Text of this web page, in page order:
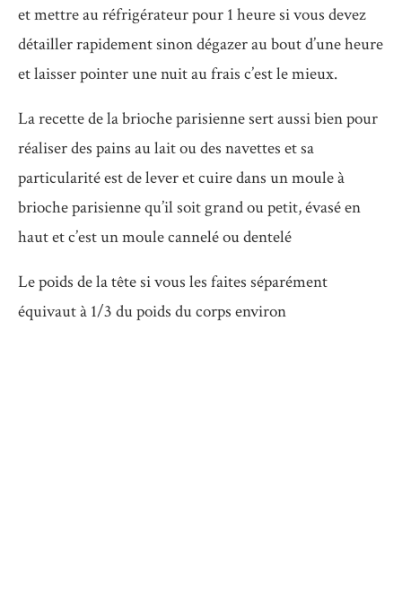
et mettre au réfrigérateur pour 1 heure si vous devez
détailler rapidement sinon dégazer au bout d’une heure
et laisser pointer une nuit au frais c’est le mieux.
La recette de la brioche parisienne sert aussi bien pour
réaliser des pains au lait ou des navettes et sa
particularité est de lever et cuire dans un moule à
brioche parisienne qu’il soit grand ou petit, évasé en
haut et c’est un moule cannelé ou dentelé
Le poids de la tête si vous les faites séparément
équivaut à 1/3 du poids du corps environ